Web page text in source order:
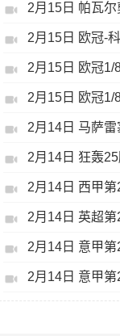
2月15日 帕瓦
2月14日 狂轰